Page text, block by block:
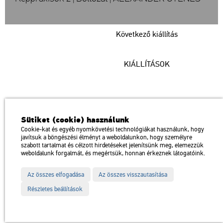
Következő kiállítás
KIÁLLÍTÁSOK
a Magyar Művészeti Akadémia intézménye
1146 Budapest, Dózsa György út 37.
Megközelíthető: Millenniumi Földalatti Vasút – Hősök tere megálló
Trolibusz: 75, 79 / Autóbusz: 20, 30, 105
Impresszum Sitemap Adatvédelem
térkép
Sütiket (cookie) használunk
Cookie-kat és egyéb nyomkövetési technológiákat használunk, hogy
javítsuk a böngészési élményt a weboldalunkon, hogy személyre
szabott tartalmat és célzott hirdetéseket jelenítsünk meg, elemezzük
weboldalunk forgalmát, és megértsük, honnan érkeznek látogatóink.
Az összes elfogadása
Az összes visszautasítása
Részletes beállítások